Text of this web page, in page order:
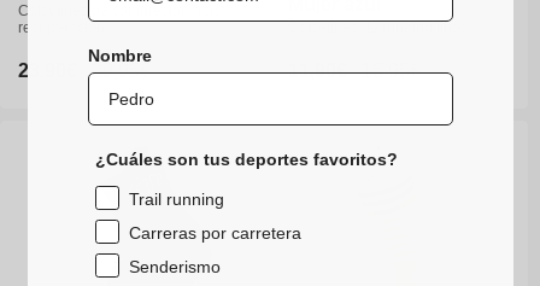
Calcetines de compresión para
recuperación
Precio
23,90€
Precio
habitual
29,95€
Calcetines de compresión para
recuperación
Precio
23,90€
Precio
habitual
29,95€
37-38
39-40
42-43
44-46
Precio
oferta
11,90€
Precio
15,95€
Precio
oferta
11,90€
Precio
15,95€
Nombre
¿Cuáles son tus deportes favoritos?
Trail running
Carreras por carretera
Senderismo